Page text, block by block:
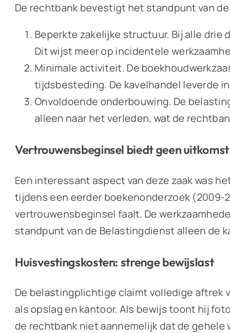
De rechtbank bevestigt het standpunt van
Beperkte zakelijke structuur. Bij alle
Dit wijst meer op incidentele
Minimale activiteit. De
tijdsbesteding. De kavelhandel leverde
Onvoldoende onderbouwing. De
alleen naar het verleden, wat de
Vertrouwensbeginsel biedt geen uitkomst
Een interessant aspect van deze zaak was
tijdens een eerder boekenonderzoek
vertrouwensbeginsel faalt. De
standpunt van de Belastingdienst alleen de
Huisvestingskosten: strenge bewijslast
De belastingplichtige claimt volledige aftrek
als opslag en kantoor. Als bewijs toont hij
de rechtbank niet aannemelijk dat de